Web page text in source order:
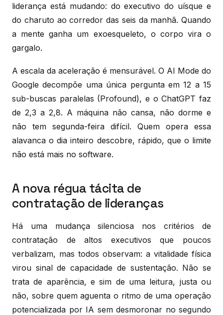
liderança está mudando: do executivo do uísque e
do charuto ao corredor das seis da manhã. Quando
a mente ganha um exoesqueleto, o corpo vira o
gargalo.
A escala da aceleração é mensurável. O AI Mode do
Google decompõe uma única pergunta em 12 a 15
sub-buscas paralelas (Profound), e o ChatGPT faz
de 2,3 a 2,8. A máquina não cansa, não dorme e
não tem segunda-feira difícil. Quem opera essa
alavanca o dia inteiro descobre, rápido, que o limite
não está mais no software.
A nova régua tácita de
contratação de lideranças
Há uma mudança silenciosa nos critérios de
contratação de altos executivos que poucos
verbalizam, mas todos observam: a vitalidade física
virou sinal de capacidade de sustentação. Não se
trata de aparência, e sim de uma leitura, justa ou
não, sobre quem aguenta o ritmo de uma operação
potencializada por IA sem desmoronar no segundo